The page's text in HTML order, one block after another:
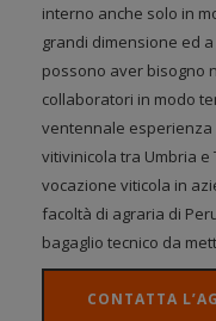
interno anche solo in
grandi dimensione ed
possono aver bisogno
collaboratori in modo
ventennale
vitivinicola tra Umbria
vocazione viticola in
facoltà di agraria di
bagaglio tecnico da
CONTATTA